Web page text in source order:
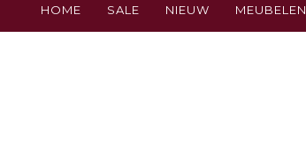
HOME SALE NIEUW MEUBELEN